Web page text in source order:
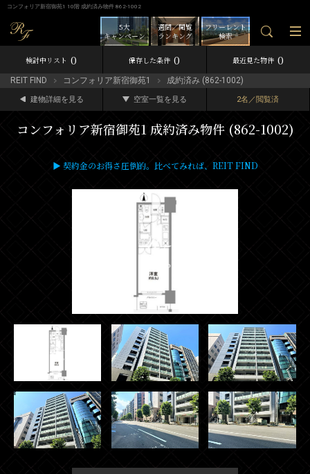
コンフォリア新宿御苑1 10階 成約済み物件 862-1002
フリーレント
検索
週間／閲覧
ランキング
5大
キャンペーン
検討中リスト 0 保存した条件 0 最近見た物件 0
REIT FIND コンフォリア新宿御苑1 成約済み (862-1002)
建物詳細を見る 空室一覧を見る 2名／閲覧済
コンフォリア新宿御苑1 成約済み物件 (862-1002)
▶ 契約金のお得さ圧倒的。比べてみれば、REIT FIND